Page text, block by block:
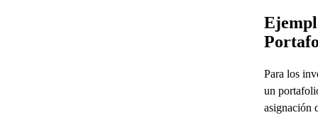
Para los
un
asignación